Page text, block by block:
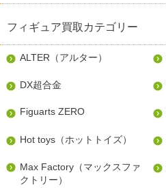
フィギュア買取カテゴリー
ALTER（アルター）
DX超合金
Figuarts ZERO
Hot toys（ホットトイズ）
Max Factory（マックスファ
クトリー）